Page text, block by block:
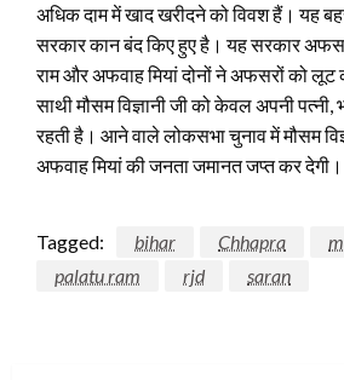
अधिक दाम में खाद खरीदने को विवश हैं। यह
सरकार कान बंद किए हुए है। यह सरकार
राम और अफवाह मियां दोनों ने अफसरों को
साथी मौसम विज्ञानी जी को केवल अपनी पत्नी,
रहती है। आने वाले लोकसभा चुनाव में मौसम
अफवाह मियां की जनता जमानत जप्त कर देगी।
Tagged: bihar Chhapra
palatu ram
rjd saran